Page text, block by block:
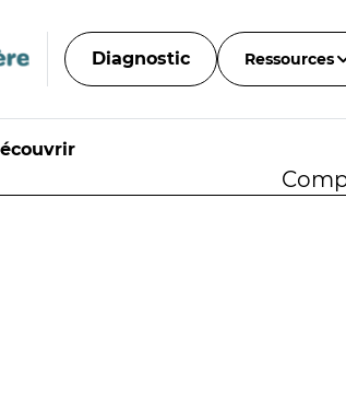
Diagnostic Ressources